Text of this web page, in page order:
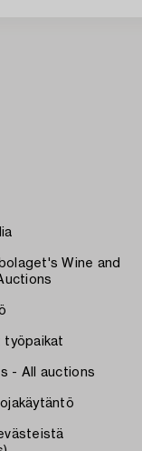
Wine and
työpaikat
- All auctions